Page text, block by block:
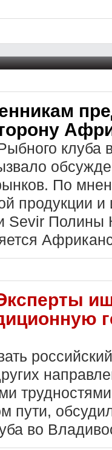
клуба
По
продукции и
Sevir Полины
пути,
во